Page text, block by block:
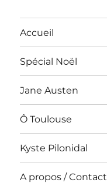
Accueil
Spécial Noël
Jane Austen
Ô Toulouse
Kyste Pilonidal
A propos / Contact